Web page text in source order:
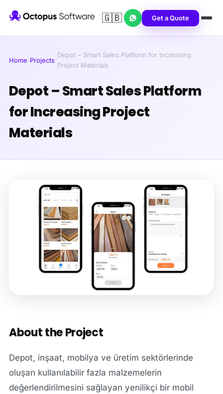
🇬🇧 Get a Quote
Home/Projects/
Depot – Smart Sales Platform for Increasing
Project Materials
Depot – Smart Sales Platform
for Increasing Project
Materials
About the Project
Depot, inşaat, mobilya ve üretim sektörlerinde
oluşan kullanılabilir fazla malzemelerin
değerlendirilmesini sağlayan yenilikçi bir mobil